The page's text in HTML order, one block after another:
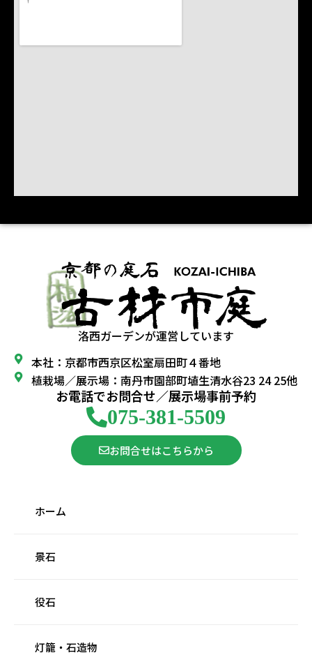
洛西ガーデンが運営しています
本社：京都市西京区松室扇田町４番地
植栽場／展示場：南丹市園部町埴生清水谷23 24 25他
お電話でお問合せ／展示場事前予約
075-381-5509
お問合せはこちらから
ホーム
景石
役石
灯籠・石造物